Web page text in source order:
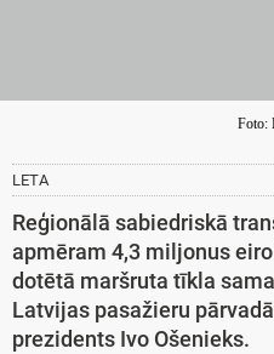
Foto:
LETA
Reģionālā sabiedriskā
apmēram 4,3 miljonus
dotētā maršruta tīkla
Latvijas pasažieru
prezidents Ivo Ošenieks.